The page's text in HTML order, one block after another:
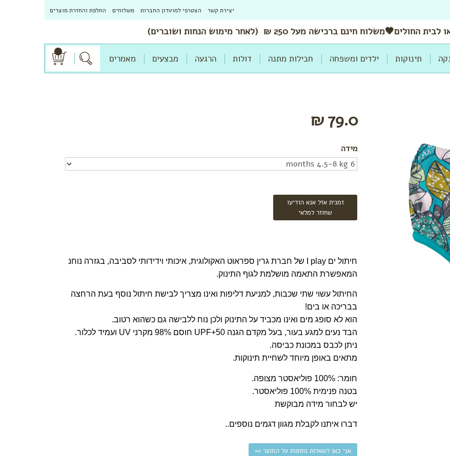
יצירת קשר הצטרפי למועדון החברות משלוחים החלפת והחזרת מוצרים
לבית החולים🖤משלוח חינם ברכישה מעל 250 ₪ (לאחר מימוש הנחות ושוברים)
תינוקות ילדים ומשפחה חבילות מתנה דולות הרגעה מבצעים מאמרים
79.0 ₪
מידה
זמנית אזל אנא הודיעו
שחוזר למלאי
חיתול ים I play של חברת גרין ספראוט האקולוגית, איכותי וידידותי לסביבה, בגזרה נוחנ
המאפשרת התאמה מושלמת לגוף התינוק.
החיתול עשוי שתי שכבות, למניעת דליפות ואינו מצריך לבישת חיתול נוסף בעת הרחצה
בבריכה או בים!
הוא לא סופג מים ואינו מכביד על התינוק ולכן נוח ללבישה גם כשהוא רטוב.
הבד נעים למגע בעור, בעל מקדם הגנה UPF+50 חוסם 98% מקרני UV ועמיד לכלור.
ניתן לכבס במכונת כביסה.
מתאים באופן מיוחד לשחיית תינוקות.
חומר: 100% פוליאסטר מצופה.
בטנה פנימית 100% פוליאסטר.
יש לבחור מידה מבוקשת
דברו איתנו לקבלת מגוון דגמים נוספים..
אני כאן לשאלות נוספות על המוצר >>